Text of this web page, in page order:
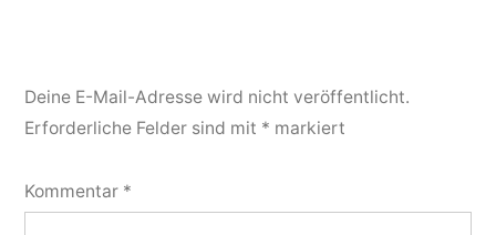
Deine E-Mail-Adresse wird nicht veröffentlicht.
Erforderliche Felder sind mit * markiert
Kommentar *